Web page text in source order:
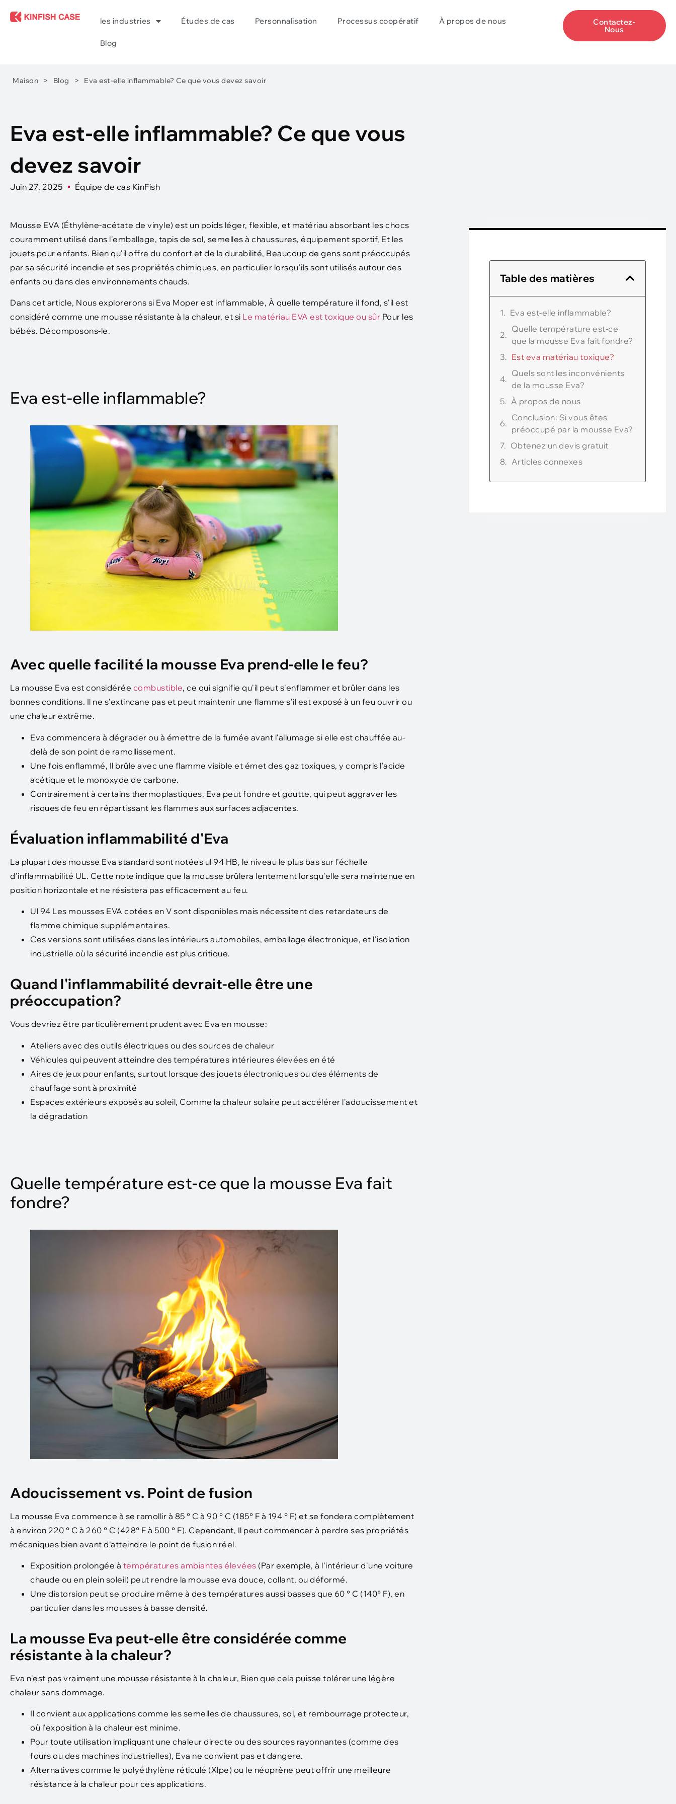
les industries Études de cas Personnalisation Processus coopératif À propos de nous
Blog
Contactez-
Nous
Maison > Blog > Eva est-elle inflammable? Ce que vous devez savoir
Eva est-elle inflammable? Ce que vous
devez savoir
Juin 27, 2025 Équipe de cas KinFish
Mousse EVA (Éthylène-acétate de vinyle) est un poids léger, flexible, et matériau absorbant les chocs
couramment utilisé dans l'emballage, tapis de sol, semelles à chaussures, équipement sportif, Et les
jouets pour enfants. Bien qu'il offre du confort et de la durabilité, Beaucoup de gens sont préoccupés
par sa sécurité incendie et ses propriétés chimiques, en particulier lorsqu'ils sont utilisés autour des
enfants ou dans des environnements chauds.
Dans cet article, Nous explorerons si Eva Moper est inflammable, À quelle température il fond, s'il est
considéré comme une mousse résistante à la chaleur, et si Le matériau EVA est toxique ou sûr Pour les
bébés. Décomposons-le.
Eva est-elle inflammable?
Avec quelle facilité la mousse Eva prend-elle le feu?
La mousse Eva est considérée combustible, ce qui signifie qu'il peut s'enflammer et brûler dans les
bonnes conditions. Il ne s'extincane pas et peut maintenir une flamme s'il est exposé à un feu ouvrir ou
une chaleur extrême.
Eva commencera à dégrader ou à émettre de la fumée avant l'allumage si elle est chauffée au-
delà de son point de ramollissement.
Une fois enflammé, Il brûle avec une flamme visible et émet des gaz toxiques, y compris l'acide
acétique et le monoxyde de carbone.
Contrairement à certains thermoplastiques, Eva peut fondre et goutte, qui peut aggraver les
risques de feu en répartissant les flammes aux surfaces adjacentes.
Évaluation inflammabilité d'Eva
La plupart des mousse Eva standard sont notées ul 94 HB, le niveau le plus bas sur l'échelle
d'inflammabilité UL. Cette note indique que la mousse brûlera lentement lorsqu'elle sera maintenue en
position horizontale et ne résistera pas efficacement au feu.
Ul 94 Les mousses EVA cotées en V sont disponibles mais nécessitent des retardateurs de
flamme chimique supplémentaires.
Ces versions sont utilisées dans les intérieurs automobiles, emballage électronique, et l'isolation
industrielle où la sécurité incendie est plus critique.
Quand l'inflammabilité devrait-elle être une
préoccupation?
Vous devriez être particulièrement prudent avec Eva en mousse:
Ateliers avec des outils électriques ou des sources de chaleur
Véhicules qui peuvent atteindre des températures intérieures élevées en été
Aires de jeux pour enfants, surtout lorsque des jouets électroniques ou des éléments de
chauffage sont à proximité
Espaces extérieurs exposés au soleil, Comme la chaleur solaire peut accélérer l'adoucissement et
la dégradation
Quelle température est-ce que la mousse Eva fait
fondre?
Adoucissement vs. Point de fusion
La mousse Eva commence à se ramollir à 85 ° C à 90 ° C (185° F à 194 ° F) et se fondera complètement
à environ 220 ° C à 260 ° C (428° F à 500 ° F). Cependant, Il peut commencer à perdre ses propriétés
mécaniques bien avant d'atteindre le point de fusion réel.
Exposition prolongée à températures ambiantes élevées (Par exemple, à l'intérieur d'une voiture
chaude ou en plein soleil) peut rendre la mousse eva douce, collant, ou déformé.
Une distorsion peut se produire même à des températures aussi basses que 60 ° C (140° F), en
particulier dans les mousses à basse densité.
La mousse Eva peut-elle être considérée comme
résistante à la chaleur?
Eva n'est pas vraiment une mousse résistante à la chaleur, Bien que cela puisse tolérer une légère
chaleur sans dommage.
Il convient aux applications comme les semelles de chaussures, sol, et rembourrage protecteur,
où l'exposition à la chaleur est minime.
Pour toute utilisation impliquant une chaleur directe ou des sources rayonnantes (comme des
fours ou des machines industrielles), Eva ne convient pas et dangere.
Alternatives comme le polyéthylène réticulé (Xlpe) ou le néoprène peut offrir une meilleure
résistance à la chaleur pour ces applications.
Table des matières
Eva est-elle inflammable?
Quelle température est-ce
que la mousse Eva fait fondre?
Est eva matériau toxique?
Quels sont les inconvénients
de la mousse Eva?
À propos de nous
Conclusion: Si vous êtes
préoccupé par la mousse Eva?
Obtenez un devis gratuit
Articles connexes